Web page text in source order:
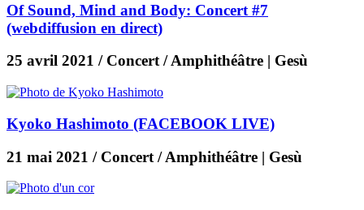
Of Sound, Mind and Body: Concert #7
(webdiffusion en direct)
25 avril 2021 / Concert / Amphithéâtre | Gesù
Kyoko Hashimoto (FACEBOOK LIVE)
21 mai 2021 / Concert / Amphithéâtre | Gesù